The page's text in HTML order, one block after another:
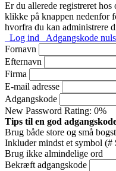
Er du allerede registreret
klikke på knappen nedenfor
hvorfra du kan administrere
Log ind
Adgangskode
Fornavn
Efternavn
Firma
E-mail adresse
Adgangskode
New Password Rating: 0%
Tips til en god
Brug både store og små
Inkluder mindst et symbol (#
Brug ikke almindelige ord
Bekræft adgangskode